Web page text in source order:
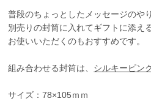
普段のちょっとしたメッセージのや
別売りの封筒に入れてギフトに添え
お使いいただくのもおすすめです。
組み合わせる封筒は、 シルキーピン
サイズ：78×105ｍｍ